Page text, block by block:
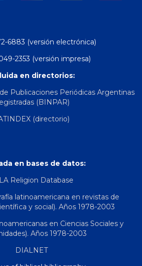
6883 (versión electrónica)
2353 (versión impresa)
en directorios:
Publicaciones Periódicas Argentinas
(BINPAR)
(directorio)
en bases de datos:
Religion Database
latinoamericana en revistas de
y social). Años 1978-2003
en Ciencias Sociales y
Años 1978-2003
DIALNET